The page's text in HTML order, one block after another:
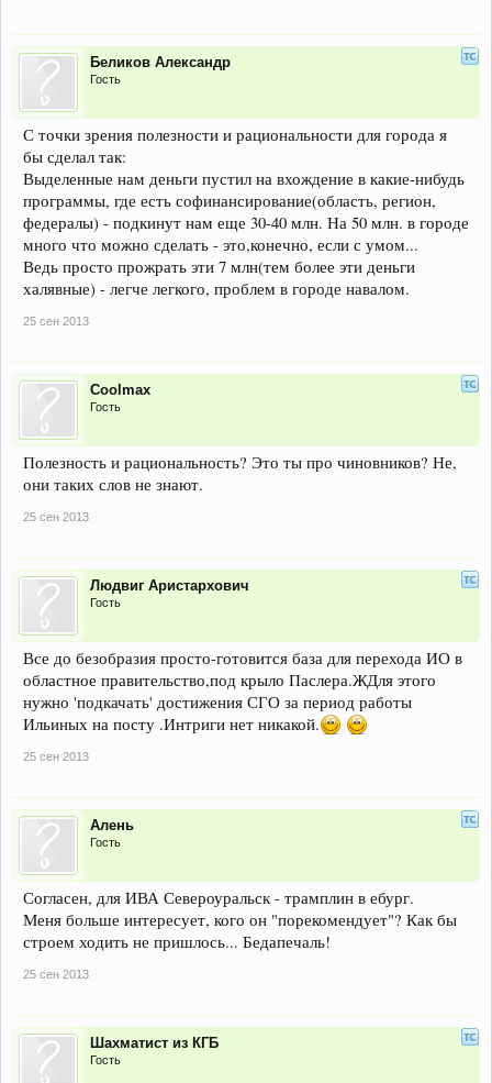
Беликов Александр
Гость
С точки зрения полезности и рациональности для города я
бы сделал так:
Выделенные нам деньги пустил на вхождение в какие-нибудь
программы, где есть софинансирование(область, регион,
федералы) - подкинут нам еще 30-40 млн. На 50 млн. в городе
много что можно сделать - это,конечно, если с умом...
Ведь просто прожрать эти 7 млн(тем более эти деньги
халявные) - легче легкого, проблем в городе навалом.
25 сен 2013
Coolmax
Гость
Полезность и рациональность? Это ты про чиновников? Не,
они таких слов не знают.
25 сен 2013
Людвиг Аристархович
Гость
Все до безобразия просто-готовится база для перехода ИО в
областное правительство,под крыло Паслера.ЖДля этого
нужно 'подкачать' достижения СГО за период работы
Ильиных на посту .Интриги нет никакой.
25 сен 2013
Алень
Гость
Согласен, для ИВА Североуральск - трамплин в ебург.
Меня больше интересует, кого он "порекомендует"? Как бы
строем ходить не пришлось... Бедапечаль!
25 сен 2013
Шахматист из КГБ
Гость